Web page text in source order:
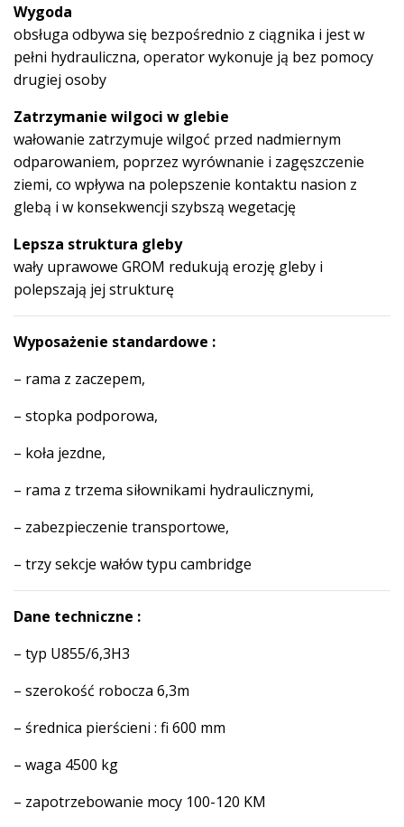
Wygoda
obsługa odbywa się bezpośrednio z ciągnika i jest w
pełni hydrauliczna, operator wykonuje ją bez pomocy
drugiej osoby
Zatrzymanie wilgoci w glebie
wałowanie zatrzymuje wilgoć przed nadmiernym
odparowaniem, poprzez wyrównanie i zagęszczenie
ziemi, co wpływa na polepszenie kontaktu nasion z
glebą i w konsekwencji szybszą wegetację
Lepsza struktura gleby
wały uprawowe GROM redukują erozję gleby i
polepszają jej strukturę
Wyposażenie standardowe :
– rama z zaczepem,
– stopka podporowa,
– koła jezdne,
– rama z trzema siłownikami hydraulicznymi,
– zabezpieczenie transportowe,
– trzy sekcje wałów typu cambridge
Dane techniczne :
– typ U855/6,3H3
– szerokość robocza 6,3m
– średnica pierścieni : fi 600 mm
– waga 4500 kg
– zapotrzebowanie mocy 100-120 KM